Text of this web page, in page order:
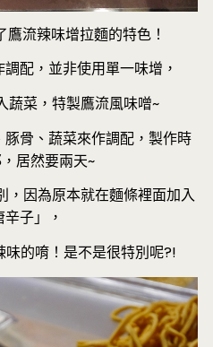
鷹流辣味增拉麵的特色！
配，並非使用單一味增，
蔬菜，特製鷹流風味噌~
骨、蔬菜來作調配，製作時
居然要兩天~
，因為原本就在麵條裡面加入
子」，
的唷！是不是很特別呢?!